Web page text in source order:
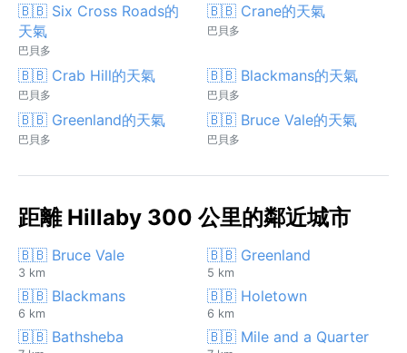
🇧🇧 Six Cross Roads的
天氣
巴貝多
🇧🇧 Crane的天氣
巴貝多
🇧🇧 Crab Hill的天氣
巴貝多
🇧🇧 Blackmans的天氣
巴貝多
🇧🇧 Greenland的天氣
巴貝多
🇧🇧 Bruce Vale的天氣
巴貝多
距離 Hillaby 300 公里的鄰近城市
🇧🇧 Bruce Vale
3 km
🇧🇧 Greenland
5 km
🇧🇧 Blackmans
6 km
🇧🇧 Holetown
6 km
🇧🇧 Bathsheba 🇧🇧 Mile and a Quarter